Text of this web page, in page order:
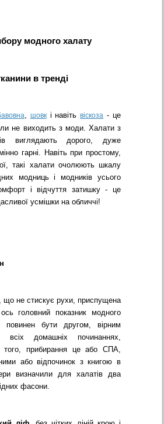
модного халату
в тренді
, шовкі навітьвіскоза - це
не виходить з моди. Халати з
виглядають дорого, дуже
гарні. Навіть при простому,
такі халати очолюють шкалу
модниць і модників усього
і відчуття затишку - це
усмішки на обличчі!
що не стискує рухи, приспущена
головний показник модного
повинен бути другом, вірним
всіх домашніх починаннях,
того, прибирання це або СПА,
або відпочинок з книгою в
визначили для халатів два
фасони.